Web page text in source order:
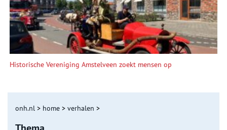
Historische Vereniging Amstelveen zoekt mensen op
onh.nl > home > verhalen >